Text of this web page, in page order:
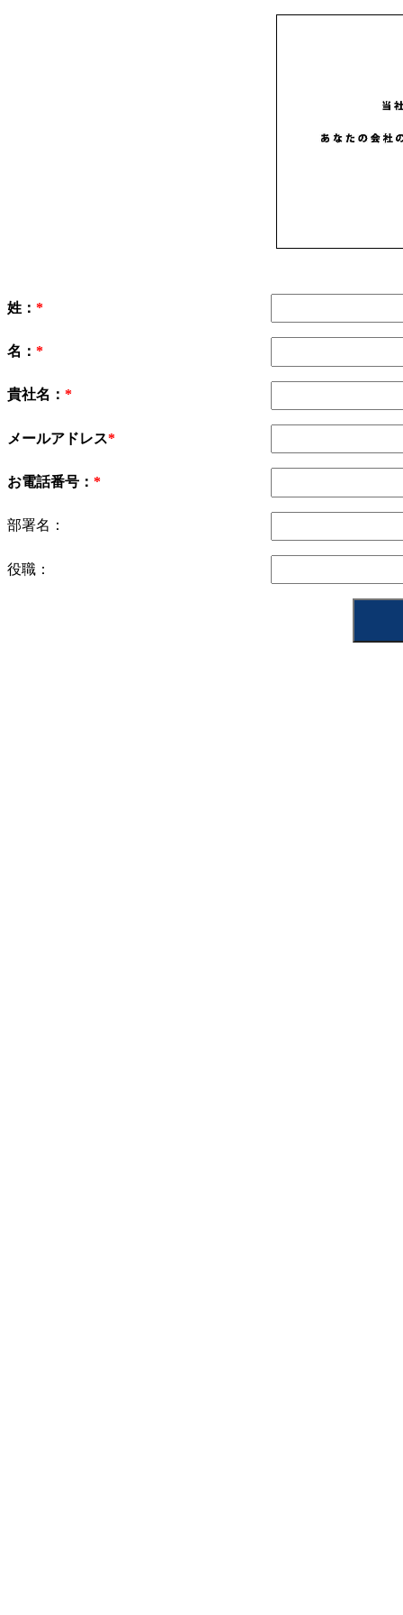
姓：
名：
貴社名：
メールアドレス
お電話番号：
部署名：
役職：